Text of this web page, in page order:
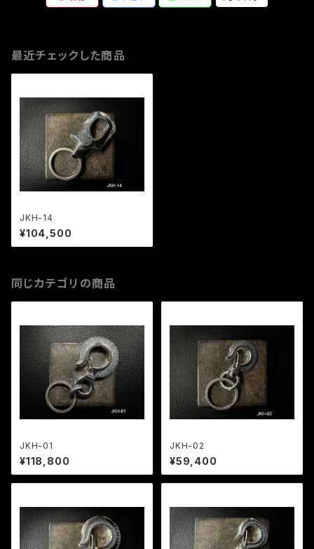
最近チェックした商品
JKH-14
¥104,500
同じカテゴリの商品
JKH-01
¥118,800
JKH-02
¥59,400